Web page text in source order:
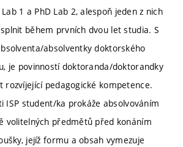
1 a PhD Lab 2, alespoň jeden z nich
během prvních dvou let studia. S
absolventky doktorského
je povinností doktoranda/doktorandky
rozvíjející pedagogické kompetence.
ISP student/ka prokáže absolvováním
volitelných předmětů před konáním
jejíž formu a obsah vymezuje